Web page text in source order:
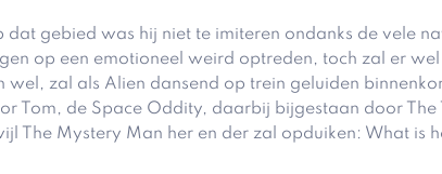
dat gebied was hij niet te imiteren ondanks de vele
op een emotioneel weird optreden, toch zal er
wel, zal als Alien dansend op trein geluiden
Tom, de Space Oddity, daarbij bijgestaan door
The Mystery Man her en der zal opduiken: What is